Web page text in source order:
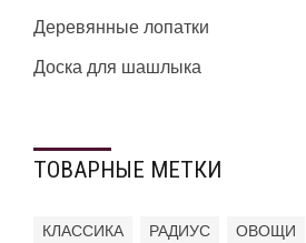
Деревянные лопатки
Доска для шашлыка
ТОВАРНЫЕ МЕТКИ
КЛАССИКА РАДИУС ОВОЩИ